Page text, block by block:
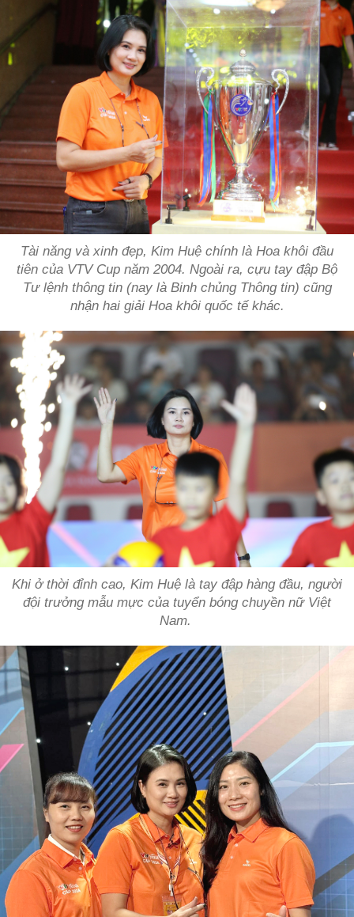
Tài năng và xinh đẹp, Kim Huệ chính là Hoa khôi đầu
tiên của VTV Cup năm 2004. Ngoài ra, cựu tay đập Bộ
Tư lệnh thông tin (nay là Binh chủng Thông tin) cũng
nhận hai giải Hoa khôi quốc tế khác.
Khi ở thời đỉnh cao, Kim Huệ là tay đập hàng đầu, người
đội trưởng mẫu mực của tuyển bóng chuyền nữ Việt
Nam.